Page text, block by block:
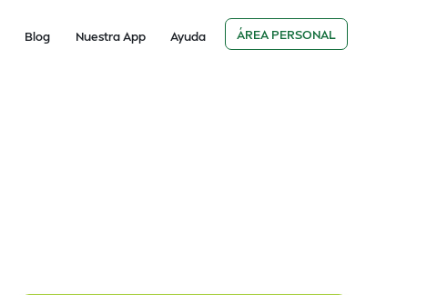
Blog Nuestra App Ayuda ÁREA PERSONAL